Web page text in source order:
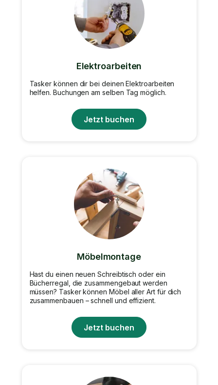
Elektroarbeiten
Tasker können dir bei deinen Elektroarbeiten
helfen. Buchungen am selben Tag möglich.
Jetzt buchen
Möbelmontage
Hast du einen neuen Schreibtisch oder ein
Bücherregal, die zusammengebaut werden
müssen? Tasker können Möbel aller Art für dich
zusammenbauen – schnell und effizient.
Jetzt buchen